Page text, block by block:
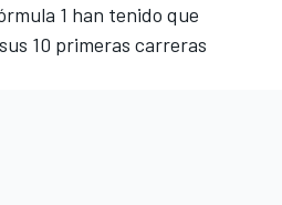
1 han tenido que
10 primeras carreras